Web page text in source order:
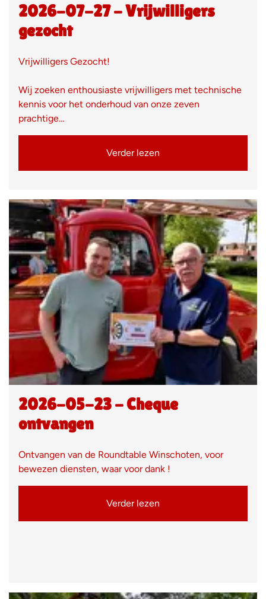
2026-07-27 - Vrijwilligers
gezocht
Vrijwilligers Gezocht!
Wij zoeken enthousiaste vrijwilligers met technische
kennis voor het onderhoud van onze zeven
prachtige…
Verder lezen
2026-05-23 - Cheque
ontvangen
Ontvangen van de Roundtable Winschoten, voor
bewezen diensten, waar voor dank !
Verder lezen